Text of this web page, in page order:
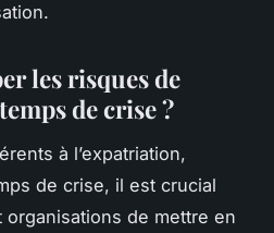
les risques de
de crise ?
à l’expatriation,
de crise, il est crucial
de mettre en